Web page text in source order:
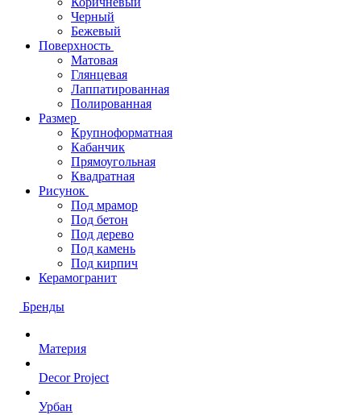
Черный
Бежевый
Поверхность
Матовая
Глянцевая
Лаппатированная
Полированная
Размер
Крупноформатная
Кабанчик
Прямоугольная
Квадратная
Рисунок
Под мрамор
Под бетон
Под дерево
Под камень
Под кирпич
Керамогранит
Бренды
Материя
Decor Project
Урбан